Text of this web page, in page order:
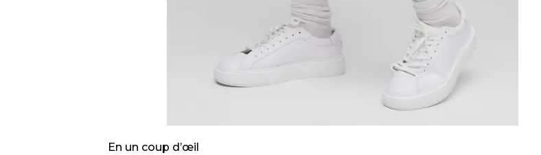
En un coup d’œil